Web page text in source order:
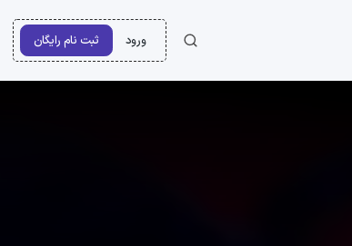
ورود ثبت نام رایگان